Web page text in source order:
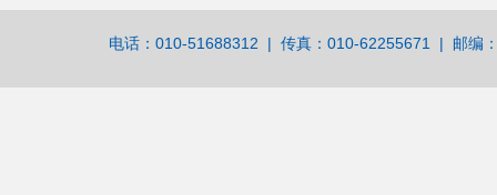
电话：010-51688312 | 传真：010-62255671 | 邮编